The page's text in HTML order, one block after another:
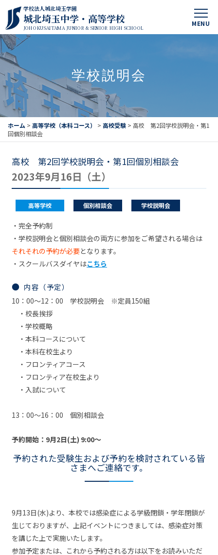
MENU
学校法人城北埼玉学園
城北埼玉中学・高等学校
JOHOKUSAITAMA JUNIOR & SENIOR HIGH SCHOOL
学校説明会
ホーム > 高等学校（本科コース） > 高校受験 > 高校 第2回学校説明会・第1
回個別相談会
高校 第2回学校説明会・第1回個別相談会
2023年9月16日（土）
高等学校 個別相談会 学校説明会
・完全予約制
・学校説明会と個別相談会の両方に参加をご希望される場合は
それそれの予約が必要となります。
・スクールバスダイヤはこちら
内容（予定）
10：00～12：00 学校説明会 ※定員150組
・校長挨拶
・学校概略
・本科コースについて
・本科在校生より
・フロンティアコース
・フロンティア在校生より
・入試について
13：00～16：00 個別相談会
予約開始：9月2日(土) 9:00〜
予約された受験生および予約を検討されている皆
さまへご連絡です。
9月13日(水)より、本校では感染症による学級閉鎖・学年閉鎖が
生じておりますが、上記イベントにつきましては、感染症対策
を講じた上で実施いたします。
参加予定または、これから予約される方は以下をお読みいただ